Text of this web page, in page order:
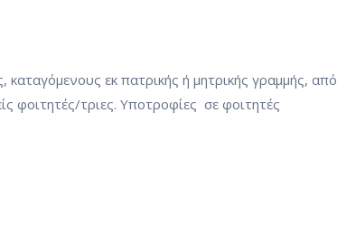
εκ πατρικής ή μητρικής γραμμής, από
φοιτητές/τριες. Υποτροφίες σε φοιτητές